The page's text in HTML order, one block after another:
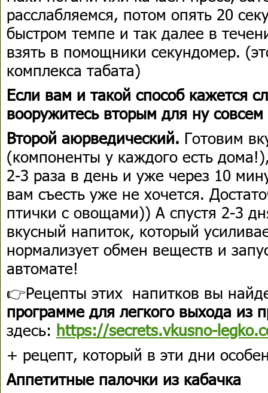
расслабляемся, потом опять 20
быстром темпе и так далее в
взять в помощники секундомер.
комплекса табата)
Если вам и такой способ кажется
вооружитесь вторым для ну
Второй аюрведический. Готовим
(компоненты у каждого есть
2-3 раза в день и уже через 10
вам съесть уже не хочется.
птички с овощами)) А спустя 2-3
вкусный напиток, который
нормализует обмен веществ и
автомате!
👉Рецепты этих напитков вы
программе для легкого выхода из
здесь: https://secrets.vkusno-
+ рецепт, который в эти дни
Аппетитные палочки из кабачка